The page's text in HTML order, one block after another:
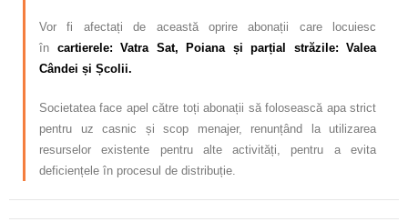
Vor fi afectați de această oprire abonații care locuiesc
în cartierele: Vatra Sat, Poiana și parțial străzile: Valea
Cândei și Școlii.
Societatea face apel către toți abonații să folosească apa strict
pentru uz casnic și scop menajer, renunțând la utilizarea
resurselor existente pentru alte activități, pentru a evita
deficiențele în procesul de distribuție.